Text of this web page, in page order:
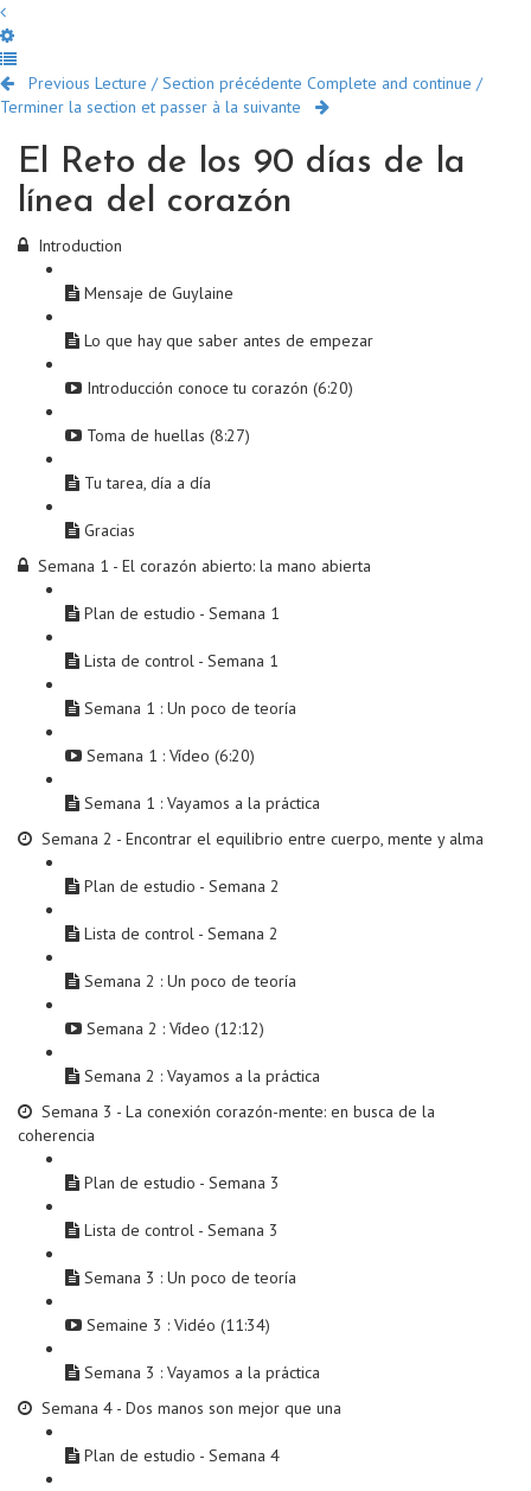
Previous Lecture / Section précédente Complete and continue /
Terminer la section et passer à la suivante
El Reto de los 90 días de la
línea del corazón
Introduction
Mensaje de Guylaine
Lo que hay que saber antes de empezar
Introducción conoce tu corazón (6:20)
Toma de huellas (8:27)
Tu tarea, día a día
Gracias
Semana 1 - El corazón abierto: la mano abierta
Plan de estudio - Semana 1
Lista de control - Semana 1
Semana 1 : Un poco de teoría
Semana 1 : Vídeo (6:20)
Semana 1 : Vayamos a la práctica
Semana 2 - Encontrar el equilibrio entre cuerpo, mente y alma
Plan de estudio - Semana 2
Lista de control - Semana 2
Semana 2 : Un poco de teoría
Semana 2 : Vídeo (12:12)
Semana 2 : Vayamos a la práctica
Semana 3 - La conexión corazón-mente: en busca de la
coherencia
Plan de estudio - Semana 3
Lista de control - Semana 3
Semana 3 : Un poco de teoría
Semaine 3 : Vidéo (11:34)
Semana 3 : Vayamos a la práctica
Semana 4 - Dos manos son mejor que una
Plan de estudio - Semana 4